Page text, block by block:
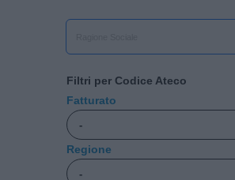
Filtri per Codice Ateco
Fatturato
Regione